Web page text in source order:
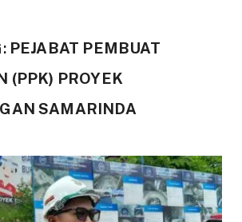
PEJABAT PEMBUAT
(PPK) PROYEK
SAMARINDA